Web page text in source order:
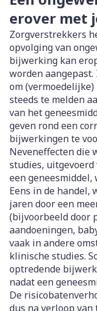
erover met
Zorgverstrekkers
opvolging van
bijwerking kan
worden
om
steeds te melden
van het
geven rond een
bijwerkingen te
Neveneffecten die
studies,
een
Eens in de handel,
jaren door een
(bijvoorbeeld door
aandoeningen,
vaak in andere
klinische studies.
optredende
nadat een
De
dus na verloop